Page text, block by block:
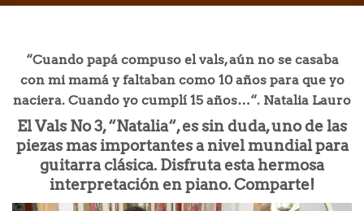
“Cuando papá compuso el vals, aún no se casaba
con mi mamá y faltaban como 10 años para que yo
naciera. Cuando yo cumplí 15 años…“. Natalia Lauro
ElVals No 3,“Natalia“, es sin duda, uno de las
piezas mas importantes a nivel mundial para
guitarra clásica. Disfruta esta hermosa
interpretación en piano. Comparte!